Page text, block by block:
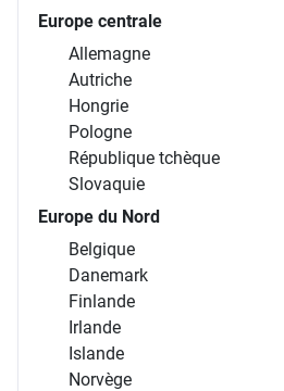
Europe centrale
Allemagne
Autriche
Hongrie
Pologne
République tchèque
Slovaquie
Europe du Nord
Belgique
Danemark
Finlande
Irlande
Islande
Norvège